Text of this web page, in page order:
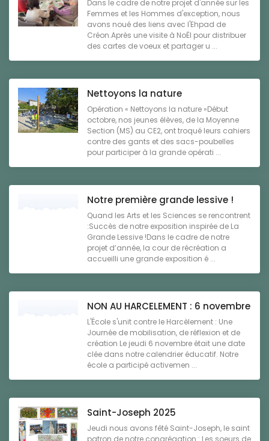
Dans le cadre de notre projet d'année sur les
Femmes et les Hommes d'exception, nous
avons noué des liens avec l'Ehpad de
Créon.Après une visite à NoËl pour distribuer
des cartes de voeux et partager u ...
Nettoyons la nature
Opération « Nettoyons la nature »Début
octobre, nos jeunes élèves, de la Moyenne
Section (MS) au CE2, ont troqué leurs cahiers
contre des gants et des sacs-poubelles
pour participer à la grande opérati ...
Notre première grande lessive !
Quand les Arts et les Sciences se rencontrent
:Succès de notre exposition inspirée de La
Grande Lessive !Dans le cadre de notre
projet d’année, la cour de récréation a
accueilli une grande exposition é ...
NON AU HARCELEMENT : 6 novembre
L'École s'unit contre le Harcèlement : Une
Journée de mobilisation, de réflexion et de
création Le jeudi 6 novembre était une date
clée dans notre calendrier éducatif. Notre
école a participé activemen ...
Saint-Joseph 2025
Jeudi nous avons fêté Saint-Joseph, le saint
patron de notre congrégation : Les soeurs de